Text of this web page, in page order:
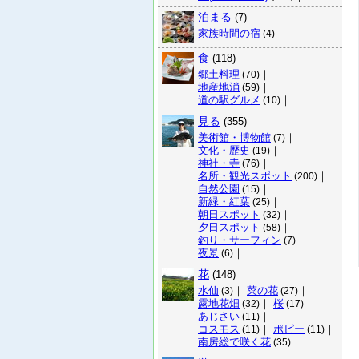
泊まる (7)
家族時間の宿 (4) ｜
食 (118)
郷土料理 (70) ｜
地産地消 (59) ｜
道の駅グルメ (10) ｜
見る (355)
美術館・博物館 (7) ｜
文化・歴史 (19) ｜
神社・寺 (76) ｜
名所・観光スポット (200) ｜
自然公園 (15) ｜
新緑・紅葉 (25) ｜
朝日スポット (32) ｜
夕日スポット (58) ｜
釣り・サーフィン (7) ｜
夜景 (6) ｜
花 (148)
水仙 (3) ｜ 菜の花 (27) ｜
露地花畑 (32) ｜ 桜 (17) ｜
あじさい (11) ｜
コスモス (11) ｜ ポピー (11) ｜
南房総で咲く花 (35) ｜